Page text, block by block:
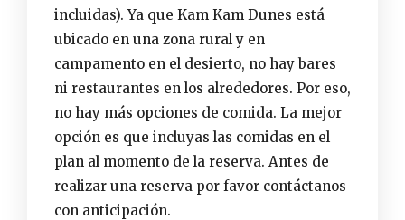
incluidas). Ya que Kam Kam Dunes está
ubicado en una zona rural y en
campamento en el desierto, no hay bares
ni restaurantes en los alrededores. Por eso,
no hay más opciones de comida. La mejor
opción es que incluyas las comidas en el
plan al momento de la reserva. Antes de
realizar una reserva por favor contáctanos
con anticipación.